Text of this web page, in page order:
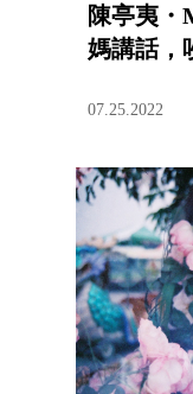
陳亭夷・
媽講話，
07.25.2022